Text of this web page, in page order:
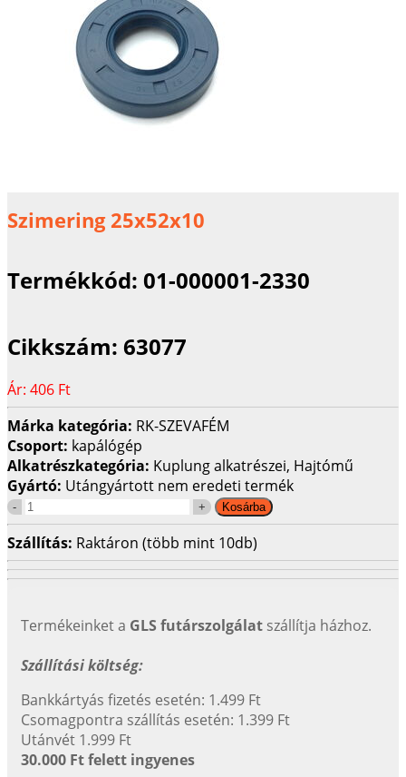
Szimering 25x52x10
Termékkód: 01-000001-2330
Cikkszám: 63077
Ár: 406 Ft
Márka kategória: RK-SZEVAFÉM
Csoport: kapálógép
Alkatrészkategória: Kuplung alkatrészei, Hajtómű
Gyártó: Utángyártott nem eredeti termék
Szállítás: Raktáron (több mint 10db)
Termékeinket a GLS futárszolgálat szállítja házhoz.
Szállítási költség:
Bankkártyás fizetés esetén: 1.499 Ft
Csomagpontra szállítás esetén: 1.399 Ft
Utánvét 1.999 Ft
30.000 Ft felett ingyenes